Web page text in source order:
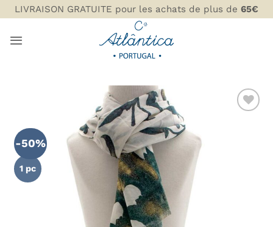
Passer
au
contenu
LIVRAISON GRATUITE pour les achats de plus de 65€
-50%
1 pc